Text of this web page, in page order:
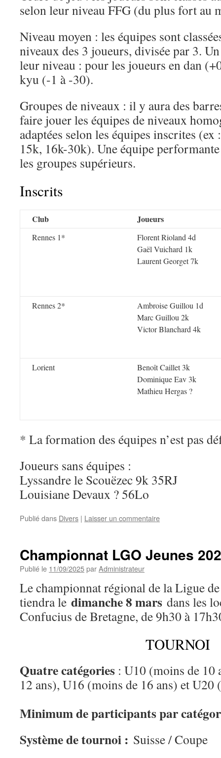
selon leur niveau FFG (du plus fort au
Niveau moyen : les équipes sont
niveaux des 3 joueurs, divisée par 3.
leur niveau : pour les joueurs en dan
kyu (-1 à -30).
Groupes de niveaux : il y aura des
faire jouer les équipes de niveaux
adaptées selon les équipes inscrites
15k, 16k-30k). Une équipe
les groupes supérieurs.
Inscrits
Club Joueurs
Rennes 1*
Florent Rioland 4d
Gaël Vuichard 1k
Laurent Georget 7k
Rennes 2*
Ambroise Guillou 1d
Marc Guillou 2k
Victor Blanchard 4k
Lorient
Benoît Caillet 3k
Dominique Eav 3k
Mathieu Hergas ?
* La formation des équipes n’est pas
Joueurs sans équipes :
Lyssandre le Scouëzec 9k 35RJ
Louisiane Devaux ? 56Lo
Publié dans Divers | Laisser un commentaire
Championnat LGO Jeunes
Publié le 11/09/2025parAdministrateur
Le championnat régional de la Ligue de
tiendra le dimanche 8 mars dans les
Confucius de Bretagne, de 9h30 à
TOURNOI
Quatre catégories : U10 (moins de 10
12 ans), U16 (moins de 16 ans) et U20
Minimum de participants par
Système de tournoi : Suisse / Coupe